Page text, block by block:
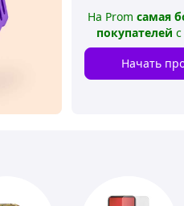
На Prom самая
покупателей
Начать